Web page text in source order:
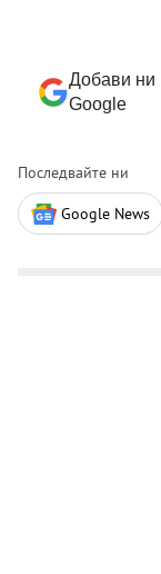
Добави ни
Google
Последвайте ни
Google News